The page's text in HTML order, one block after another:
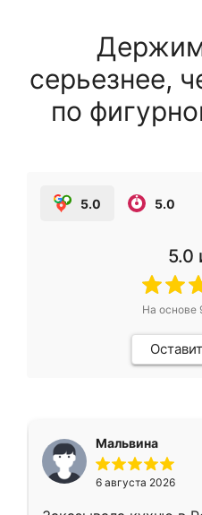
серьезнее,
по
5.0 5.0
5.0
На основе
Мальвина
6 августа 2026